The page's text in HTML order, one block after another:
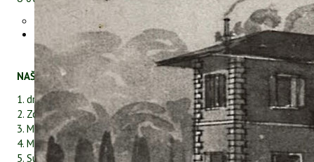
Kategorija: savjetnici u tvrtkama, javni i privatni savjetnici
u prodaji (potkategorije: javni i privatni savjetnici,
tehnolozi u proizvodnji i savjetnici u prodaji)
NAŠ TIM (ugovoreni i ovlašteni predavači i stručnjaci)
1. dr.sc. Sara Godena
2. Zoran Užila dipl.ing.agr.
3. Marica Vukmirović dipl.ing.agr.
4. Mirjana Marković, dipl.ing.agr.
5. Suzana Hajvaz, dipl.ing.agr.